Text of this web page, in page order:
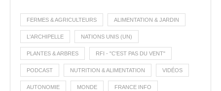
FERMES & AGRICULTEURS ALIMENTATION & JARDIN
L'ARCHIPELLE NATIONS UNIS (UN)
PLANTES & ARBRES RFI - "C'EST PAS DU VENT"
PODCAST NUTRITION & ALIMENTATION VIDÉOS
AUTONOMIE MONDE FRANCE INFO